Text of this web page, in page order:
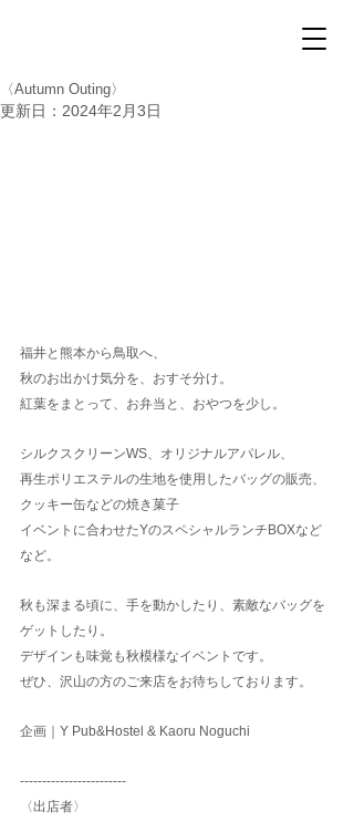
〈Autumn Outing〉
更新日： 2024年2月3日
福井と熊本から鳥取へ、
秋のお出かけ気分を、おすそ分け。
紅葉をまとって、お弁当と、おやつを少し。
シルクスクリーンWS、オリジナルアパレル、
再生ポリエステルの生地を使用したバッグの販売、
クッキー缶などの焼き菓子
イベントに合わせたYのスペシャルランチBOXなど
など。
秋も深まる頃に、手を動かしたり、素敵なバッグを
ゲットしたり。
デザインも味覚も秋模様なイベントです。
ぜひ、沢山の方のご来店をお待ちしております。
企画｜Y Pub&Hostel & Kaoru Noguchi
------------------------
〈出店者〉